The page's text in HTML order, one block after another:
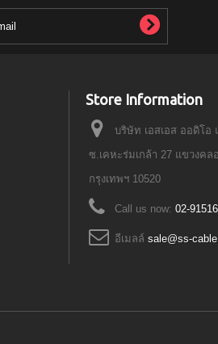
Store Information
บริษัท เอสเอส ออดิโอ
ซ.เคหะร่มเกล้า 27 แขวงค
กรุงเทพฯ 10520
Call us now: 02-
อีเมลล์ sale@ss-